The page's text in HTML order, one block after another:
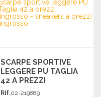
Richiedi un preventivo
SCARPE SPORTIVE
LEGGERE PU TAGLIA
42 A PREZZI
ALL'INGROSSO
Rif.02-219889